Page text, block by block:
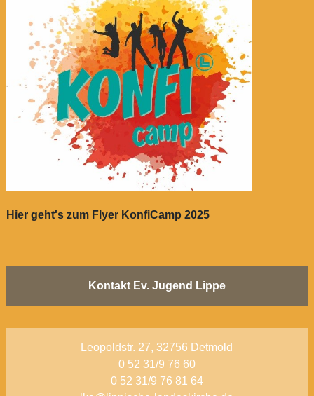
Hier geht's zum Flyer KonfiCamp 2025
Kontakt Ev. Jugend Lippe
Leopoldstr. 27, 32756 Detmold
0 52 31/9 76 60
0 52 31/9 76 81 64